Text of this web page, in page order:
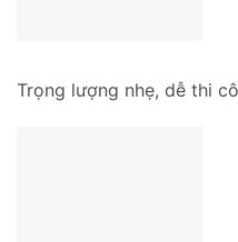
Trọng lượng nhẹ, dễ thi